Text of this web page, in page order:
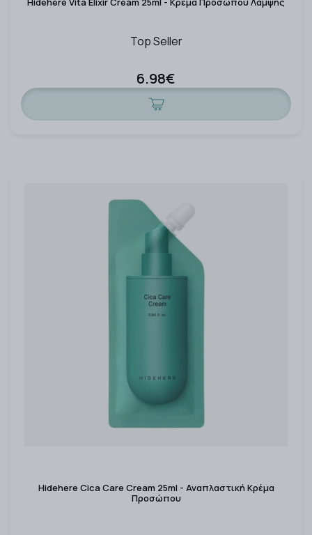
Top Seller
6.98€
Hidehere Cica Care Cream 25ml - Αναπλαστική Κρέμα
Προσώπου